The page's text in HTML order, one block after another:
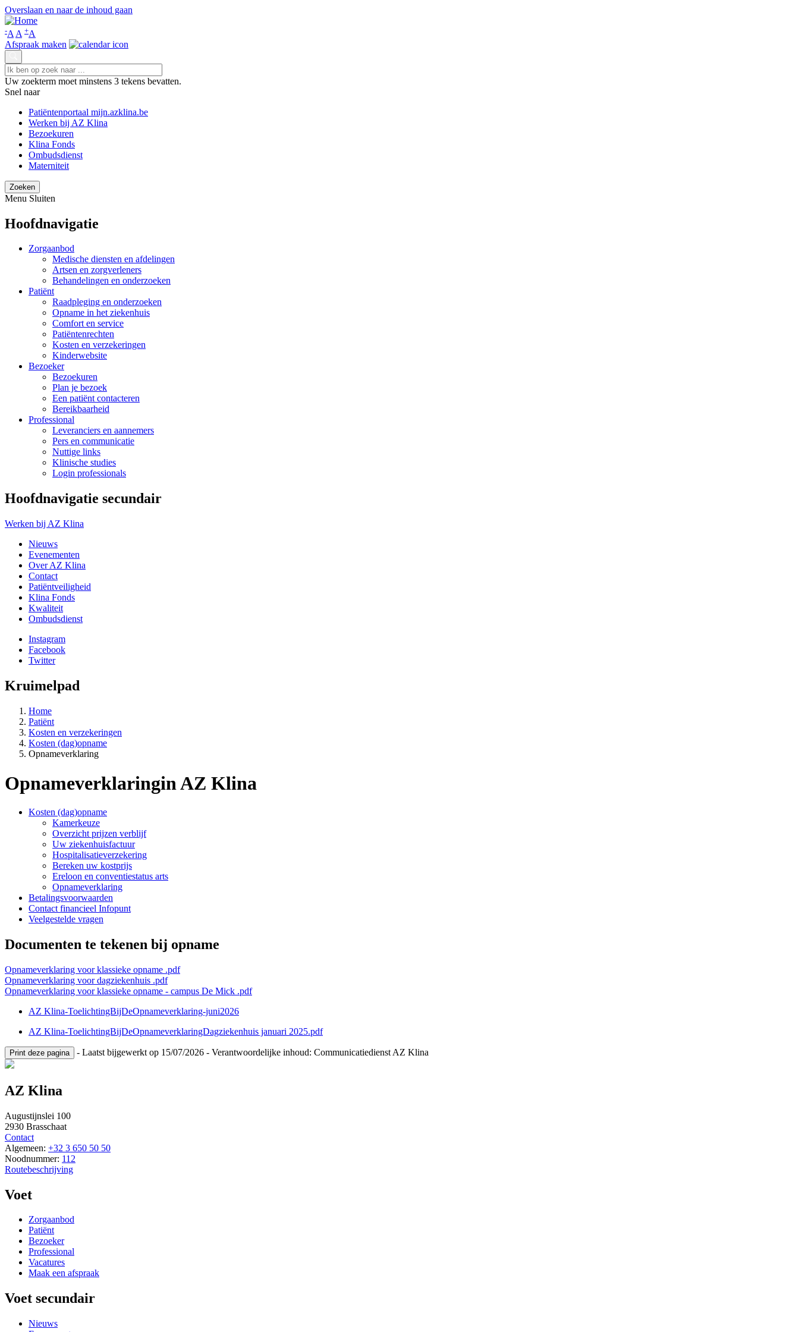
Overslaan en naar de inhoud gaan
-A A +A
Afspraak maken
Uw zoekterm moet minstens 3 tekens bevatten.
Snel naar
Patiëntenportaal mijn.azklina.be
Werken bij AZ Klina
Bezoekuren
Klina Fonds
Ombudsdienst
Materniteit
Menu Sluiten
Hoofdnavigatie
Zorgaanbod
Medische diensten en afdelingen
Artsen en zorgverleners
Behandelingen en onderzoeken
Patiënt
Raadpleging en onderzoeken
Opname in het ziekenhuis
Comfort en service
Patiëntenrechten
Kosten en verzekeringen
Kinderwebsite
Bezoeker
Bezoekuren
Plan je bezoek
Een patiënt contacteren
Bereikbaarheid
Professional
Leveranciers en aannemers
Pers en communicatie
Nuttige links
Klinische studies
Login professionals
Hoofdnavigatie secundair
Werken bij AZ Klina
Nieuws
Evenementen
Over AZ Klina
Contact
Patiëntveiligheid
Klina Fonds
Kwaliteit
Ombudsdienst
Instagram
Facebook
Twitter
Kruimelpad
Home
Patiënt
Kosten en verzekeringen
Kosten (dag)opname
Opnameverklaring
Opnameverklaringin AZ Klina
Kosten (dag)opname
Kamerkeuze
Overzicht prijzen verblijf
Uw ziekenhuisfactuur
Hospitalisatieverzekering
Bereken uw kostprijs
Ereloon en conventiestatus arts
Opnameverklaring
Betalingsvoorwaarden
Contact financieel Infopunt
Veelgestelde vragen
Documenten te tekenen bij opname
Opnameverklaring voor klassieke opname .pdf
Opnameverklaring voor dagziekenhuis .pdf
Opnameverklaring voor klassieke opname - campus De Mick .pdf
AZ Klina-ToelichtingBijDeOpnameverklaring-juni2026
AZ Klina-ToelichtingBijDeOpnameverklaringDagziekenhuis januari 2025.pdf
Print deze pagina - Laatst bijgewerkt op 15/07/2026 - Verantwoordelijke inhoud: Communicatiedienst AZ Klina
AZ Klina
Augustijnslei 100
2930 Brasschaat
Contact
Algemeen: +32 3 650 50 50
Noodnummer: 112
Routebeschrijving
Voet
Zorgaanbod
Patiënt
Bezoeker
Professional
Vacatures
Maak een afspraak
Voet secundair
Nieuws